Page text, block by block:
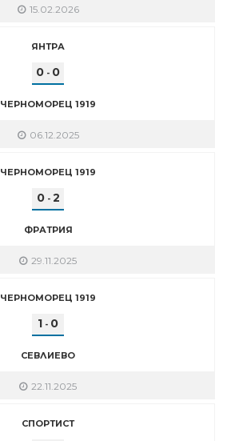
15.02.2026
ЯНТРА
0 - 0
ЧЕРНОМОРЕЦ 1919
06.12.2025
ЧЕРНОМОРЕЦ 1919
0- 2
ФРАТРИЯ
29.11.2025
ЧЕРНОМОРЕЦ 1919
1 - 0
СЕВЛИЕВО
22.11.2025
СПОРТИСТ